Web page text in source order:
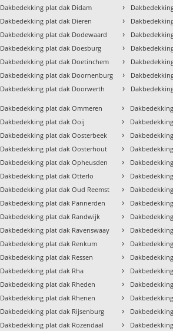
Dakbedekking plat dak Didam
Dakbedekking plat dak Dieren
Dakbedekking plat dak Dodewaard
Dakbedekking plat dak Doesburg
Dakbedekking plat dak Doetinchem
Dakbedekking plat dak Doornenburg
Dakbedekking plat dak Doorwerth
›
›
›
›
›
›
›
Dakbedekking plat dak Ommeren
Dakbedekking plat dak Ooij
Dakbedekking plat dak Oosterbeek
Dakbedekking plat dak Oosterhout
Dakbedekking plat dak Opheusden
Dakbedekking plat dak Otterlo
Dakbedekking plat dak Oud Reemst
Dakbedekking plat dak Pannerden
Dakbedekking plat dak Randwijk
Dakbedekking plat dak Ravenswaay
Dakbedekking plat dak Renkum
Dakbedekking plat dak Ressen
Dakbedekking plat dak Rha
Dakbedekking plat dak Rheden
Dakbedekking plat dak Rhenen
Dakbedekking plat dak Rijsenburg
Dakbedekking plat dak Rozendaal
›
›
›
›
›
›
›
›
›
›
›
›
›
›
›
›
›